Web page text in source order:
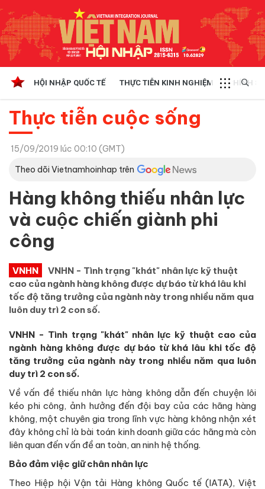
HỘI NHẬP QUỐC TẾ THỰC TIỄN KINH NGHIỆM CHÍNH
Thực tiễn cuộc sống
15/09/2019 lúc 00:10 (GMT)
Theo dõi Vietnamhoinhap trên
Hàng không thiếu nhân lực
và cuộc chiến giành phi
công
VNHN
VNHN - Tình trạng "khát" nhân lực kỹ thuật
cao của ngành hàng không được dự báo từ khá lâu khi
tốc độ tăng trưởng của ngành này trong nhiều năm qua
luôn duy trì 2 con số.
VNHN - Tình trạng "khát" nhân lực kỹ thuật cao của
ngành hàng không được dự báo từ khá lâu khi tốc độ
tăng trưởng của ngành này trong nhiều năm qua luôn
duy trì 2 con số.
Về vấn đề thiếu nhân lực hàng không dẫn đến chuyện lôi
kéo phi công, ảnh hưởng đến đội bay của các hãng hàng
không, một chuyên gia trong lĩnh vực hàng không nhận xét
đây không chỉ là bài toán kinh doanh giữa các hãng mà còn
liên quan đến vấn đề an toàn, an ninh hệ thống.
Bảo đảm việc giữ chân nhân lực
Theo Hiệp hội Vận tải Hàng không Quốc tế (IATA), Việt